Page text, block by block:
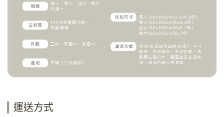
運送方式